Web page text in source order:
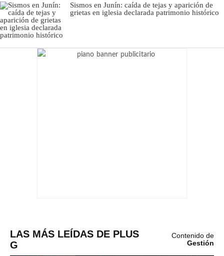
Sismos en Junín: caída de tejas y aparición de
grietas en iglesia declarada patrimonio histórico
LAS MÁS LEÍDAS DE PLUS
G
Contenido de
Gestión